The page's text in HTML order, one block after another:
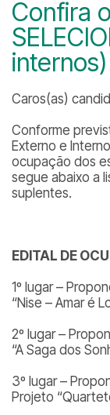
Confira
internos)
Caros(as)
Conforme
Externo e
ocupação dos
segue abaixo a
suplentes.
EDITAL DE
1º lugar –
“Nise – Amar é
2º lugar –
“A Saga dos
3º lugar –
Projeto